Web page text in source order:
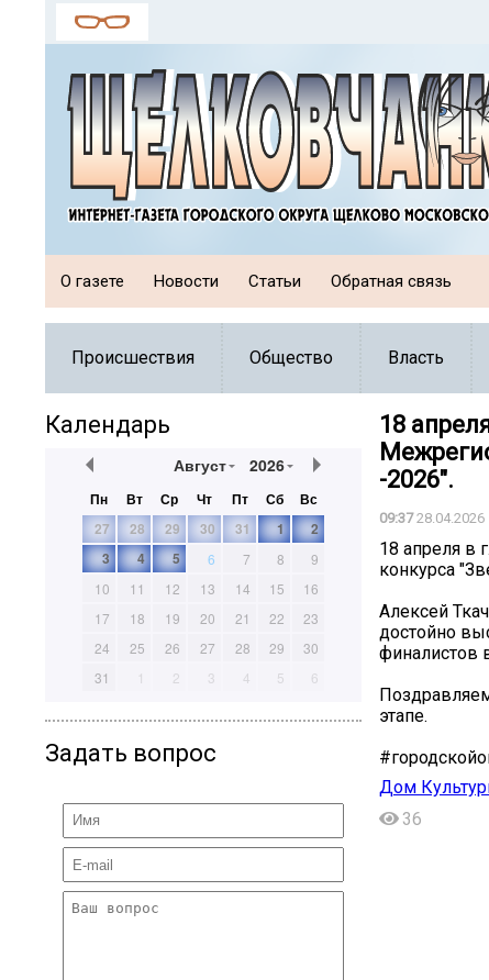
О газете Новости Статьи Обратная связь
Происшествия Общество Власть
Календарь
Август 2026
Пн Вт Ср Чт Пт Сб
Вс
27
28 29 30 31 1
2
3
4 5 6 7 8
9
10
11 12 13 14 15
16
17
18 19 20 21 22
23
24
25 26 27 28 29
30
31
1 2 3 4 5 6
Задать вопрос
18
-2026".
09:3728.04.2026
18 апреля в
конкурса
Алексей
достойно
финалистов
этапе.
Дом
36